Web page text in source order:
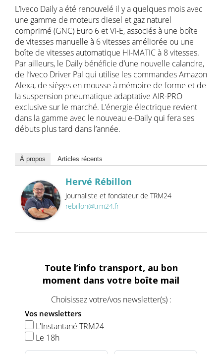
L’Iveco Daily a été renouvelé il y a quelques mois avec
une gamme de moteurs diesel et gaz naturel
comprimé (GNC) Euro 6 et VI-E, associés à une boîte
de vitesses manuelle à 6 vitesses améliorée ou une
boîte de vitesses automatique HI-MATIC à 8 vitesses.
Par ailleurs, le Daily bénéficie d’une nouvelle calandre,
de l’Iveco Driver Pal qui utilise les commandes Amazon
Alexa, de sièges en mousse à mémoire de forme et de
la suspension pneumatique adaptative AIR-PRO
exclusive sur le marché. L’énergie électrique revient
dans la gamme avec le nouveau e-Daily qui fera ses
débuts plus tard dans l’année.
À propos Articles récents
Hervé Rébillon
Journaliste et fondateur de TRM24
rebillon@trm24.fr
Toute l’info transport, au bon
moment dans votre boîte mail
Choisissez votre/vos newsletter(s) :
Vos newsletters
L'Instantané TRM24
Le 18h